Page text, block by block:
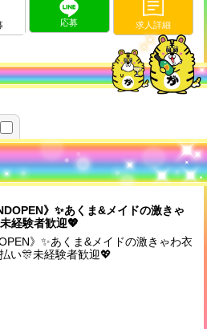
応募 求人詳細
》✨あくま&メイドの激きゃ
経験者歓迎💖